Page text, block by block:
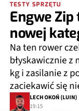
TESTY SPRZĘTU
Engwe
nowej
Na ten rower
błyskawicznie z
kg i zasilanie z
zaciekawić się
LECH OKOŃ (LUIN)
19:15